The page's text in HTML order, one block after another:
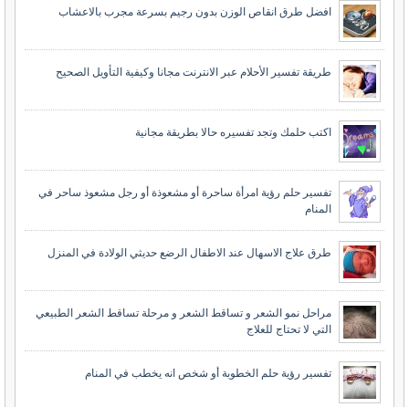
افضل طرق انقاص الوزن بدون رجيم بسرعة مجرب بالاعشاب
طريقة تفسير الأحلام عبر الانترنت مجانا وكيفية التأويل الصحيح
اكتب حلمك وتجد تفسيره حالا بطريقة مجانية
تفسير حلم رؤية امرأة ساحرة أو مشعوذة أو رجل مشعوذ ساحر في
المنام
طرق علاج الاسهال عند الاطفال الرضع حديثي الولادة في المنزل
مراحل نمو الشعر و تساقط الشعر و مرحلة تساقط الشعر الطبيعي
التي لا تحتاج للعلاج
تفسير رؤية حلم الخطوبة أو شخص انه يخطب في المنام